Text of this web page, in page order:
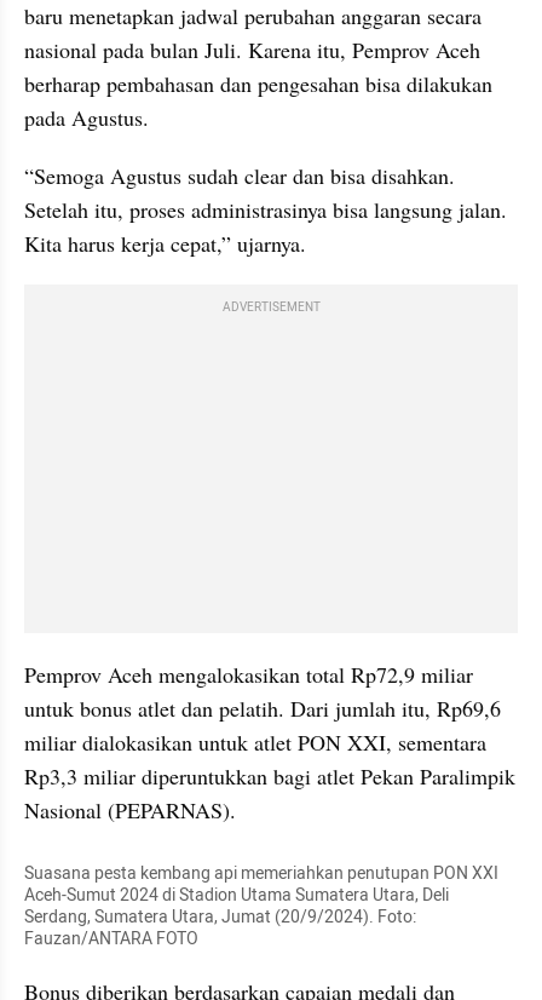
baru menetapkan jadwal perubahan anggaran secara
nasional pada bulan Juli. Karena itu, Pemprov Aceh
berharap pembahasan dan pengesahan bisa dilakukan
pada Agustus.
“Semoga Agustus sudah clear dan bisa disahkan.
Setelah itu, proses administrasinya bisa langsung jalan.
Kita harus kerja cepat,” ujarnya.
ADVERTISEMENT
Pemprov Aceh mengalokasikan total Rp72,9 miliar
untuk bonus atlet dan pelatih. Dari jumlah itu, Rp69,6
miliar dialokasikan untuk atlet PON XXI, sementara
Rp3,3 miliar diperuntukkan bagi atlet Pekan Paralimpik
Nasional (PEPARNAS).
Suasana pesta kembang api memeriahkan penutupan PON XXI
Aceh-Sumut 2024 di Stadion Utama Sumatera Utara, Deli
Serdang, Sumatera Utara, Jumat (20/9/2024). Foto:
Fauzan/ANTARA FOTO
Bonus diberikan berdasarkan capaian medali dan